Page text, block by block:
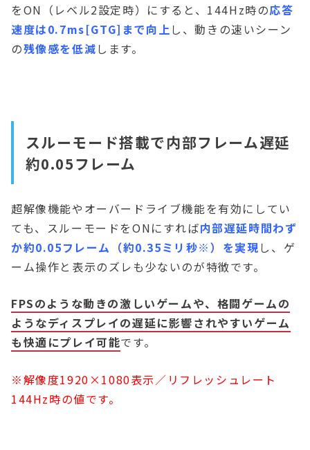
をON（レベル2設定時）にすると、144Hz時の応答
速度は0.7ms[GTG]まで向上 し、動きの速いシーン
の残像感を低減 します。
スルーモード搭載で内部フレーム遅延
約0.05フレーム
超解像機能やオーバードライブ機能を有効にしてい
ても、スルーモードをONにすれば内部遅延時間わず
か約0.05フレーム（約0.35ミリ秒※）を実現 し、ゲ
ーム操作と表示のズレも少ないのが特徴です。
FPSのような動きの激しいゲームや、格闘ゲームの
ようなディスプレイの遅延に影響されやすいゲーム
も快適にプレイ可能です。
※解像度1920×1080表示／リフレッシュレート
144Hz時の値です。